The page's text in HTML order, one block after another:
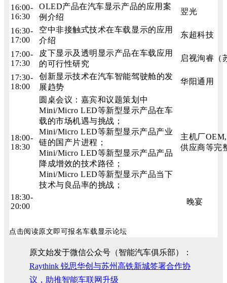
16:00-
16:30
OLED产品在汽车显示产品的应用案
例介绍
翌光
16:30-
17:00
空中非接触式技术在车载显示的应用
介绍
东超科技
17:00-
17:30
皮下显示及透明显示产品在车载应用
的可行性研究
启视洵睿（
17:30-
18:00
创新显示技术在汽车智能驾驶舱的发
展趋势
华阳通用
18:00-
18:30
圆桌会议：嘉宾和议题策划中
Mini/Micro LED等新型显示产品在车
载的市场机遇与挑战；
Mini/Micro LED等新型显示产品产业
链的国产片进程；
Mini/Micro LED等新型显示产品产品
降成增效的技术路径；
Mini/Micro LED等新型显示产品当下
技术与良品率的挑战；
主机厂
供应商等完
18:30-
20:00
晚宴
点击阅读原文即可报名车载显示论坛
原文始发于微信公众号（智能汽车俱乐部）：
Raythink 锐思华创与苏州高铁新城签署合作协
议，助推智能车联网升级